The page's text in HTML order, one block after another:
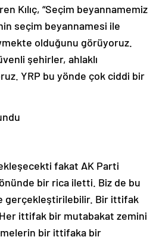
Kılıç, “Seçim beyannamemiz
seçim beyannamesi ile
olduğunu görüyoruz.
şehirler, ahlaklı
YRP bu yönde çok ciddi bir
fakat AK Parti
bir rica iletti. Biz de bu
gerçekleştirilebilir. Bir ittifak
ittifak bir mutabakat zemini
bir ittifaka bir